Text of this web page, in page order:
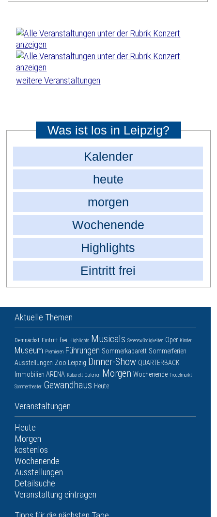
weitere Veranstaltungen
Was ist los in Leipzig?
Kalender
heute
morgen
Wochenende
Highlights
Eintritt frei
Aktuelle Themen
Demnächst Eintritt frei Highlights Musicals Sehenswürdigkeiten Oper Kinder
Museum Premieren Führungen Sommerkabarett Sommerferien
Ausstellungen Zoo Leipzig Dinner-Show QUARTERBACK
Immobilien ARENA Kabarett Galerien Morgen Wochenende Trödelmarkt
Sommertheater Gewandhaus Heute
Veranstaltungen
Heute
Morgen
kostenlos
Wochenende
Ausstellungen
Detailsuche
Veranstaltung eintragen